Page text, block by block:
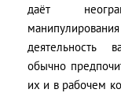
даёт
деятельность
обычно
их и в рабочем